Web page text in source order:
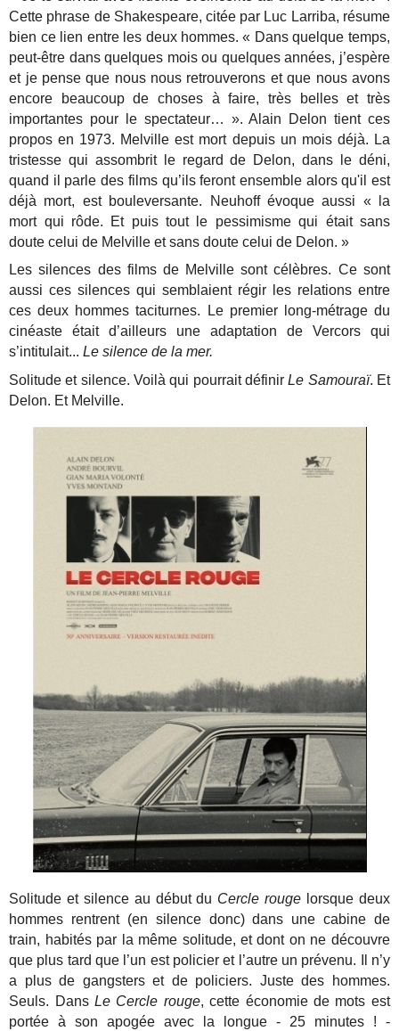
Cette phrase de Shakespeare, citée par Luc Larriba, résume
bien ce lien entre les deux hommes.« Dans quelque temps,
peut-être dans quelques mois ou quelques années, j’espère
et je pense que nous nous retrouverons et que nous avons
encore beaucoup de choses à faire, très belles et très
importantes pour le spectateur… ». Alain Delon tient ces
propos en 1973. Melville est mort depuis un mois déjà. La
tristesse qui assombrit le regard de Delon, dans le déni,
quand il parle des films qu’ils feront ensemble alors qu'il est
déjà mort, est bouleversante.
Neuhoff évoque aussi « la
mort qui rôde. Et puis tout le pessimisme qui était sans
doute celui de Melville et sans doute celui de Delon. »
Les silences des films de Melville sont célèbres. Ce sont
aussi ces silences qui semblaient régir les relations entre
ces deux hommes taciturnes. Le premier long-métrage du
cinéaste était d’ailleurs une adaptation de Vercors qui
s’intitulait... Le silence de la mer.
Solitude et silence. Voilà qui pourrait définirLe Samouraï. Et
Delon. Et Melville.
Solitude et silence au début du Cercle rouge lorsque deux
hommes rentrent (en silence donc) dans une cabine de
train, habités par la même solitude, et dont on ne découvre
que plus tard que l’un est policier et l’autre un prévenu. Il n’y
a plus de gangsters et de policiers. Juste des hommes.
Seuls. Dans Le Cercle rouge, cette économie de mots est
portée à son apogée avec la longue - 25 minutes ! -